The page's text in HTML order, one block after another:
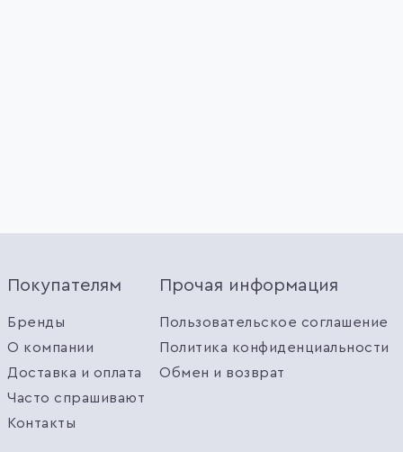
Покупателям
Бренды
О компании
Доставка и оплата
Часто спрашивают
Контакты
Прочая информация
Пользовательское соглашение
Политика конфиденциальности
Обмен и возврат